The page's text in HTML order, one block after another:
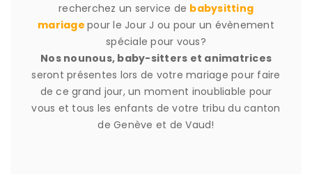
recherchez un service de babysitting
mariage pour le Jour J ou pour un évènement
spéciale pour vous?
Nos nounous, baby-sitters et animatrices
seront présentes lors de votre mariage pour faire
de ce grand jour, un moment inoubliable pour
vous et tous les enfants de votre tribu du canton
de Genève et de Vaud!